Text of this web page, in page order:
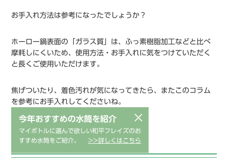
お手入れ方法は参考になったでしょうか？
ホーロー鍋表面の「ガラス質」は、ふっ素樹脂加工などと比べ
摩耗しにくいため、使用方法・お手入れに気をつけていただく
と長くご使用いただけます。
焦げついたり、着色汚れが気になってきたら、またこのコラム
を参考にお手入れしてくださいね。
関連商品
×
今年おすすめの水筒を紹介
マイボトルに選んで欲しい和平フレイズのお
すすめ水筒をご紹介。
>>詳しくはこちら